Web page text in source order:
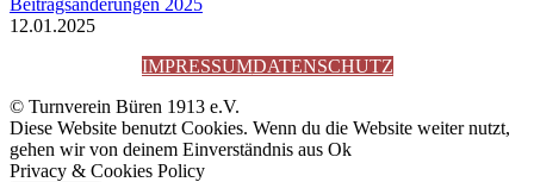
Beitragsänderungen 2025
12.01.2025
IMPRESSUMDATENSCHUTZ
© Turnverein Büren 1913 e.V.
Diese Website benutzt Cookies. Wenn du die Website weiter nutzt,
gehen wir von deinem Einverständnis aus Ok
Privacy & Cookies Policy